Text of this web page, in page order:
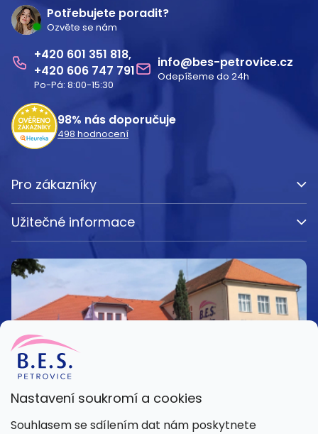
Nastavení soukromí a cookies
Souhlasem se sdílením dat nám poskytnete
Potřebujete poradit?
Ozvěte se nám
601 351 818
606 747 791
Po-Pá: 8:00-15:30
info@bes-petrovice.cz
Odepíšeme do 24h
98% nás doporučuje
498 hodnocení
Pro zákazníky
Užitečné informace
Kamenná prodejna